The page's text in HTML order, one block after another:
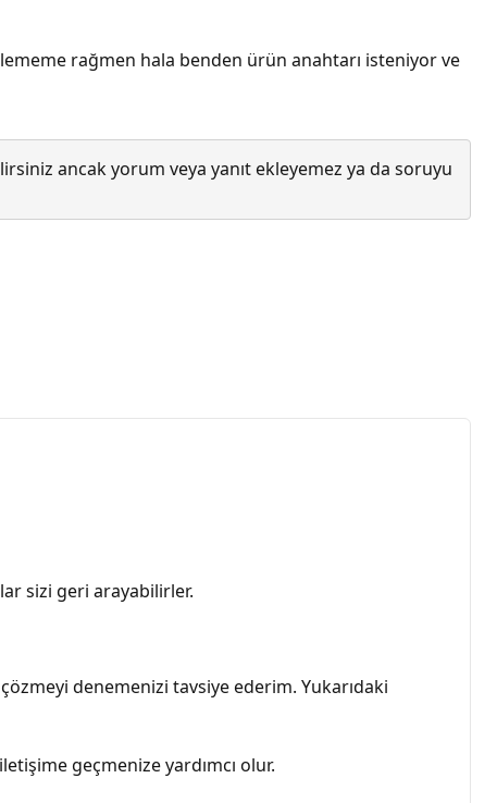
rağmen hala benden ürün anahtarı isteniyor ve
ancak yorum veya yanıt ekleyemez ya da soruyu
sizi geri arayabilirler.
denemenizi tavsiye ederim. Yukarıdaki
geçmenize yardımcı olur.